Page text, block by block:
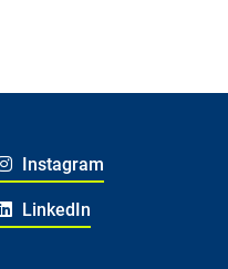
Instagram
LinkedIn